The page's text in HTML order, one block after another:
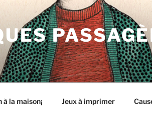
la maison¡ Jeux à imprimer